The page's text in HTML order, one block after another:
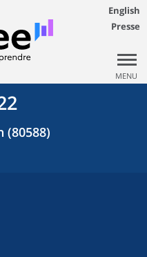
English
Presse
MENU
(80588)